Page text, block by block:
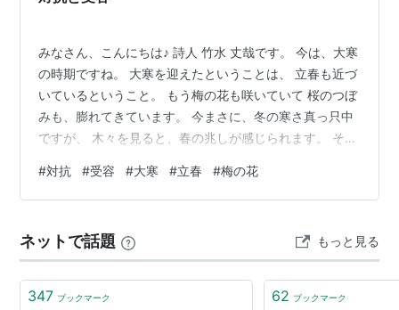
みなさん、こんにちは♪ 詩人 竹水 丈哉です。 今は、大寒
の時期ですね。 大寒を迎えたということは、 立春も近づ
いているということ。 もう梅の花も咲いていて 桜のつぼ
みも、膨れてきています。 今まさに、冬の寒さ真っ只中
ですが、 木々を見ると、春の兆しが感じられます。 その
『対抗と受容』です。 アメブロにアップしています。
ameblo.jp 読んで頂けたら、とても嬉しいです。 今回
#対抗 #受容 #大寒 #立春 #梅の花
ネットで話題 もっと見る
347 ブックマーク 62 ブックマーク